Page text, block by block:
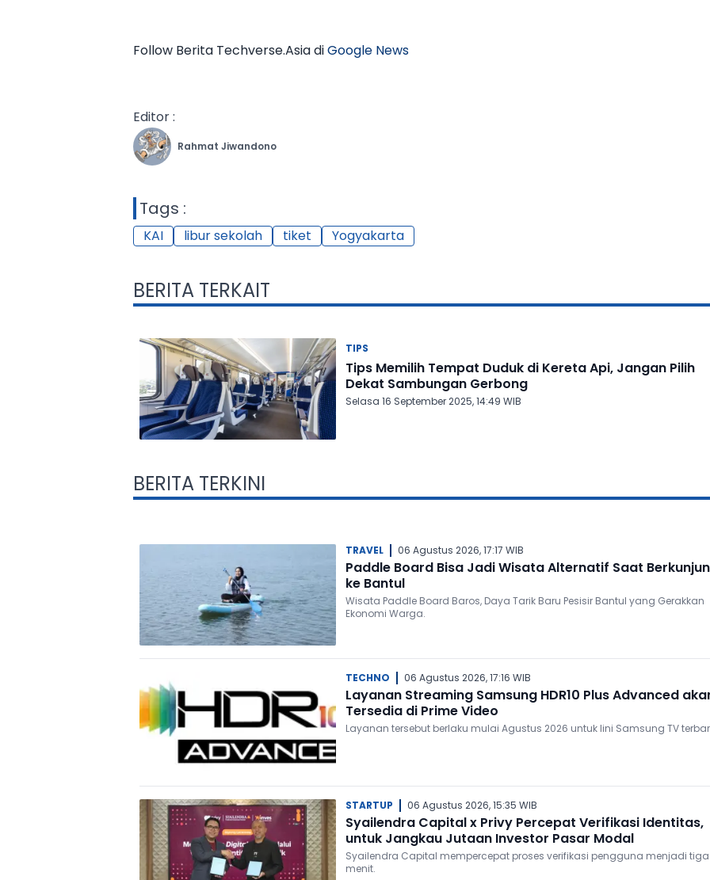
Follow Berita Techverse.Asia diGoogle News
Editor :
Rahmat Jiwandono
Tags :
KAI libur sekolah tiket Yogyakarta
BERITA TERKAIT
TIPS
Tips Memilih Tempat Duduk di Kereta Api, Jangan Pilih
Dekat Sambungan Gerbong
Selasa 16 September 2025, 14:49 WIB
BERITA TERKINI
TRAVEL 06 Agustus 2026, 17:17 WIB
Paddle Board Bisa Jadi Wisata Alternatif Saat
ke Bantul
Wisata Paddle Board Baros, Daya Tarik Baru Pesisir Bantul yang Gerakkan
Ekonomi Warga.
TECHNO 06 Agustus 2026, 17:16 WIB
Layanan Streaming Samsung HDR10 Plus Advanced
Tersedia di Prime Video
Layanan tersebut berlaku mulai Agustus 2026 untuk lini Samsung TV
STARTUP 06 Agustus 2026, 15:35 WIB
Syailendra Capital x Privy Percepat Verifikasi Identitas,
untuk Jangkau Jutaan Investor Pasar Modal
Syailendra Capital mempercepat proses verifikasi pengguna menjadi tiga
menit.